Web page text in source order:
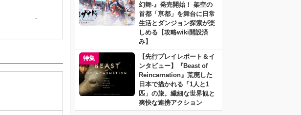
-
幻舞-』発売開始！ 架空の
首都「亰都」を舞台に日常
生活とダンジョン探索が楽
しめる【攻略wiki開設済
み】
特集
【先行プレイレポート＆イ
ンタビュー】『Beast of
Reincarnation』荒廃した
日本で描かれる「1人と1
匹」の旅。繊細な世界観と
爽快な連携アクション